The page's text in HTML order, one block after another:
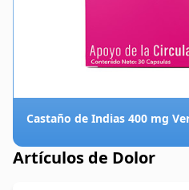
Artículos de Dolor